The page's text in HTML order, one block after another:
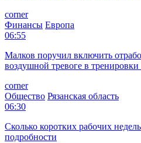
corner
Финансы Европа
06:55
Малков поручил включить
воздушной тревоге в
corner
Общество Рязанская область
06:30
Сколько коротких рабочих
подробности